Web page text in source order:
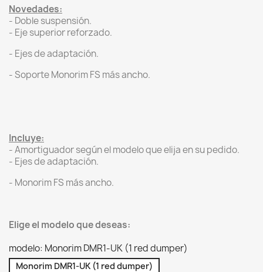
Novedades:
- Doble suspensión.
- Eje superior reforzado.
- Ejes de adaptación.
- Soporte Monorim FS más ancho.
Incluye:
- Amortiguador según el modelo que elija en su pedido.
- Ejes de adaptación.
- Monorim FS más ancho.
Elige el modelo que deseas:
modelo: Monorim DMR1-UK (1 red dumper)
Monorim DMR1-UK (1 red dumper)